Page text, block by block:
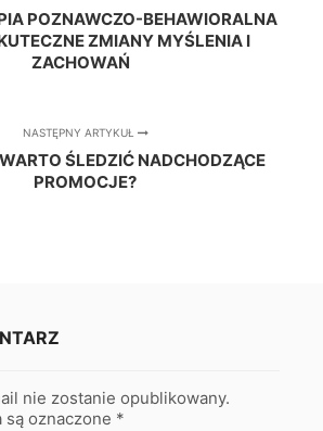
POZNAWCZO-BEHAWIORALNA
ZMIANY MYŚLENIA I
ZACHOWAŃ
NASTĘPNY ARTYKUŁ
ŚLEDZIĆ NADCHODZĄCE
PROMOCJE?
nie zostanie opublikowany.
są oznaczone *